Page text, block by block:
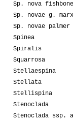
Sp. nova fishbone
Sp. novae g.
Sp. novae palmer
Spinea
Spiralis
Squarrosa
Stellaespina
Stellata
Stellispina
Stenoclada
Stenoclada ssp.